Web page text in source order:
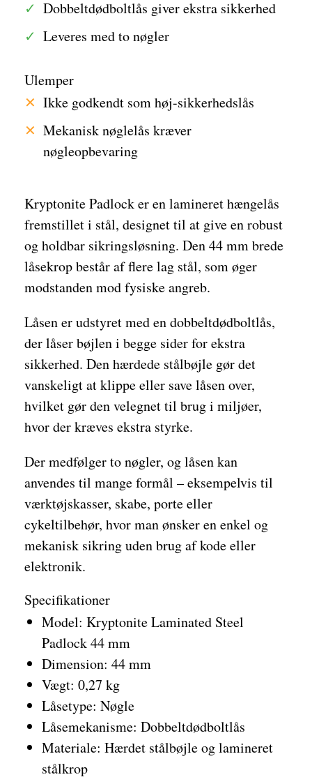
Kryptonite Padlock er en lamineret hængelås
fremstillet i stål, designet til at give en robust
og holdbar sikringsløsning. Den 44 mm brede
låsekrop består af flere lag stål, som øger
modstanden mod fysiske angreb.
Låsen er udstyret med en dobbeltdødboltlås,
der låser bøjlen i begge sider for ekstra
sikkerhed. Den hærdede stålbøjle gør det
vanskeligt at klippe eller save låsen over,
hvilket gør den velegnet til brug i miljøer,
hvor der kræves ekstra styrke.
Der medfølger to nøgler, og låsen kan
anvendes til mange formål – eksempelvis til
værktøjskasser, skabe, porte eller
cykeltilbehør, hvor man ønsker en enkel og
mekanisk sikring uden brug af kode eller
elektronik.
Dobbeltdødboltlås giver ekstra sikkerhed
Leveres med to nøgler
Ulemper
Ikke godkendt som høj-sikkerhedslås
Mekanisk nøglelås kræver
nøgleopbevaring
Specifikationer
Model: Kryptonite Laminated Steel
Padlock 44 mm
Dimension: 44 mm
Vægt: 0,27 kg
Låsetype: Nøgle
Låsemekanisme: Dobbeltdødboltlås
Materiale: Hærdet stålbøjle og lamineret
stålkrop